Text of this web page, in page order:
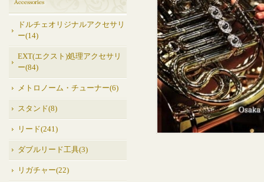
ドルチェオリジナルアクセサリ
ー(14)
EXT(エクスト)処理アクセサリ
ー(84)
メトロノーム・チューナー(6)
スタンド(8)
リード(241)
ダブルリード工具(3)
リガチャー(22)